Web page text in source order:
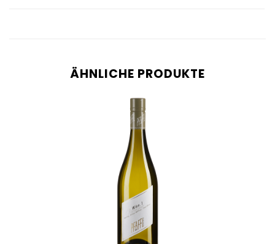
ÄHNLICHE PRODUKTE